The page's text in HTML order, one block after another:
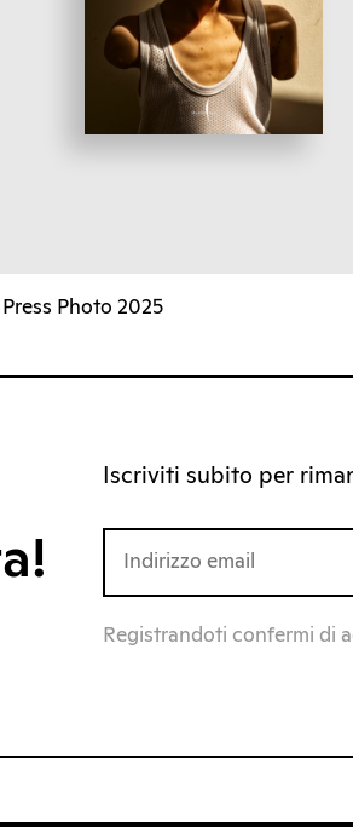
Photo 2025
Iscriviti subito per
Registrandoti confermi di